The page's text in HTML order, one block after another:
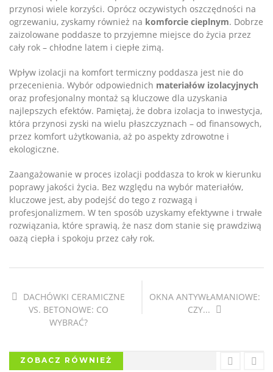
przynosi wiele korzyści. Oprócz oczywistych oszczędności na
ogrzewaniu, zyskamy również na komforcie cieplnym. Dobrze
zaizolowane poddasze to przyjemne miejsce do życia przez
cały rok – chłodne latem i ciepłe zimą.
Wpływ izolacji na komfort termiczny poddasza jest nie do
przecenienia. Wybór odpowiednich materiałów izolacyjnych
oraz profesjonalny montaż są kluczowe dla uzyskania
najlepszych efektów. Pamiętaj, że dobra izolacja to inwestycja,
która przynosi zyski na wielu płaszczyznach – od finansowych,
przez komfort użytkowania, aż po aspekty zdrowotne i
ekologiczne.
Zaangażowanie w proces izolacji poddasza to krok w kierunku
poprawy jakości życia. Bez względu na wybór materiałów,
kluczowe jest, aby podejść do tego z rozwagą i
profesjonalizmem. W ten sposób uzyskamy efektywne i trwałe
rozwiązania, które sprawią, że nasz dom stanie się prawdziwą
oazą ciepła i spokoju przez cały rok.
DACHÓWKI CERAMICZNE
VS. BETONOWE: CO
WYBRAĆ?
OKNA ANTYWŁAMANIOWE:
CZY...
ZOBACZ RÓWNIEŻ